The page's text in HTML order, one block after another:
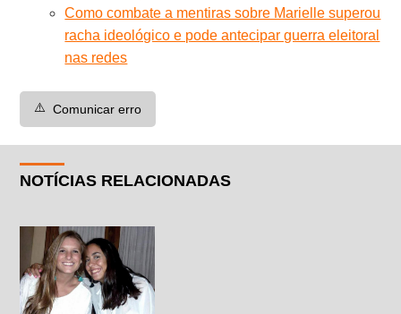
Como combate a mentiras sobre Marielle superou
racha ideológico e pode antecipar guerra eleitoral
nas redes
⚠️ Comunicar erro
NOTÍCIAS RELACIONADAS